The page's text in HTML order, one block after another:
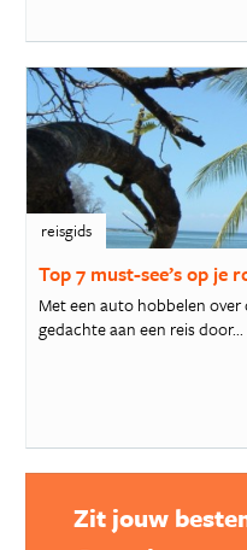
reisgids
Top 7 must-see’s op je
Met een auto hobbelen
gedachte aan een reis door...
Zit jouw